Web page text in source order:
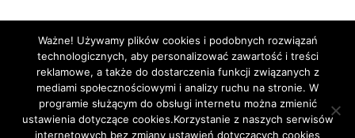
Podążaj za nami
Ważne! Używamy plików cookies i podobnych rozwiązań
technologicznych, aby personalizować zawartość i treści
reklamowe, a także do dostarczenia funkcji związanych z
mediami społecznościowymi i analizy ruchu na stronie. W
programie służącym do obsługi internetu można zmienić
ustawienia dotyczące cookies.Korzystanie z naszych serwisów
internetowych bez zmiany ustawień dotyczących cookies